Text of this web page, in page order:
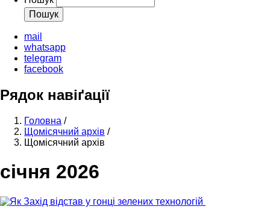
mail
whatsapp
telegram
facebook
Рядок навіґації
Головна /
Щомісячний архів /
Щомісячний архів
січня 2026